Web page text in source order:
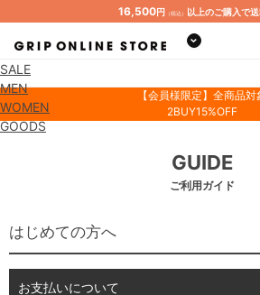
16,500円 （税込） 以上のご購入で
SALE
MEN
WOMEN
GOODS
【会員様限定】全商品対
2BUY15%OFF
GUIDE
ご利用ガイド
はじめての方へ
お支払いについて